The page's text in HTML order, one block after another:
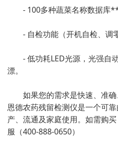
- 100多种蔬菜名称数据库**
- 自检功能（开机自检、调零
- 低功耗LED光源，光强自
漂。
如果您的需求是快速、准确
恩德农药残留检测仪是一个可
产、流通及家庭使用。如需购
服（400-888-0650）